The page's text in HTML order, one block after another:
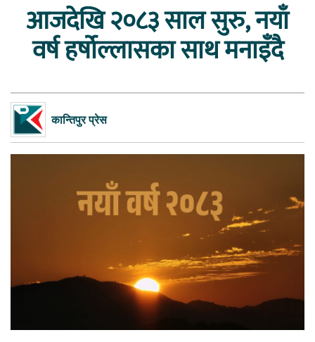
आजदेखि २०८३ साल सुरु, नयाँ
वर्ष हर्षोल्लासका साथ मनाइँदै
कान्तिपुर प्रेस